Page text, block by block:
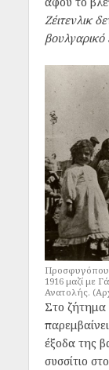
Ζέιτενλικ
βουλγαρικό
1916 μαζί με
Ανατολής.
Στο
έξοδα της
συσσίτιο